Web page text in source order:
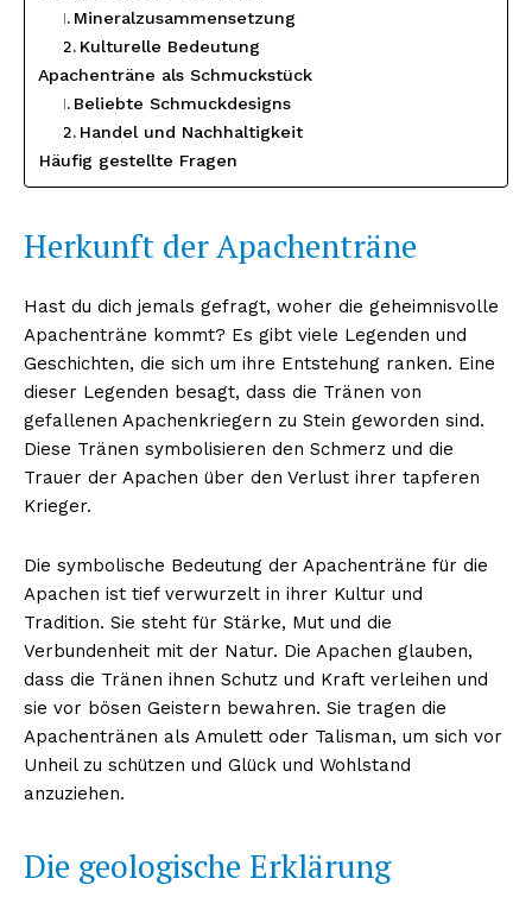
Mineralzusammensetzung
Kulturelle Bedeutung
Apachenträne als Schmuckstück
Beliebte Schmuckdesigns
Handel und Nachhaltigkeit
Häufig gestellte Fragen
Herkunft der Apachenträne
Hast du dich jemals gefragt, woher die geheimnisvolle
Apachenträne kommt? Es gibt viele Legenden und
Geschichten, die sich um ihre Entstehung ranken. Eine
dieser Legenden besagt, dass die Tränen von
gefallenen Apachenkriegern zu Stein geworden sind.
Diese Tränen symbolisieren den Schmerz und die
Trauer der Apachen über den Verlust ihrer tapferen
Krieger.
Die symbolische Bedeutung der Apachenträne für die
Apachen ist tief verwurzelt in ihrer Kultur und
Tradition. Sie steht für Stärke, Mut und die
Verbundenheit mit der Natur. Die Apachen glauben,
dass die Tränen ihnen Schutz und Kraft verleihen und
sie vor bösen Geistern bewahren. Sie tragen die
Apachentränen als Amulett oder Talisman, um sich vor
Unheil zu schützen und Glück und Wohlstand
anzuziehen.
Die geologische Erklärung